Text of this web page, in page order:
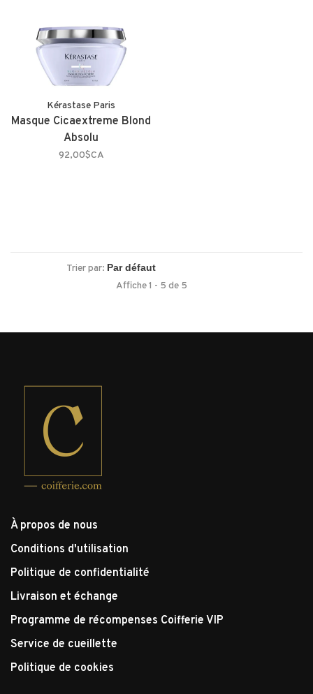
Kérastase Paris
Masque Cicaextreme Blond
Absolu
92,00$CA
Trier par:
Affiche 1 - 5 de 5
À propos de nous
Conditions d'utilisation
Politique de confidentialité
Livraison et échange
Programme de récompenses Coifferie VIP
Service de cueillette
Politique de cookies